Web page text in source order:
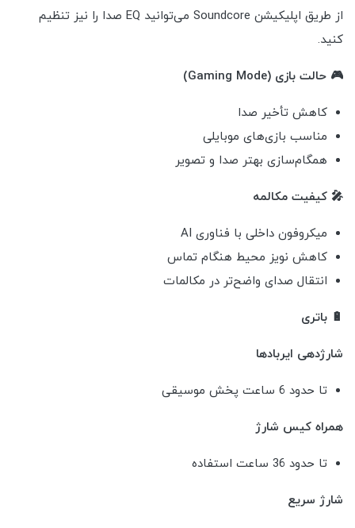
از طریق اپلیکیشن Soundcore می‌توانید EQ صدا را نیز تنظیم
کنید.
🎮 حالت بازی (Gaming Mode)
کاهش تأخیر صدا
مناسب بازی‌های موبایلی
همگام‌سازی بهتر صدا و تصویر
🎤 کیفیت مکالمه
میکروفون داخلی با فناوری AI
کاهش نویز محیط هنگام تماس
انتقال صدای واضح‌تر در مکالمات
🔋 باتری
شارژدهی ایربادها
تا حدود 6 ساعت پخش موسیقی
همراه کیس شارژ
تا حدود 36 ساعت استفاده
شارژ سریع